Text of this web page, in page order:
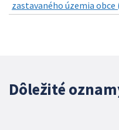
zastavaného územia obce
Dôležité